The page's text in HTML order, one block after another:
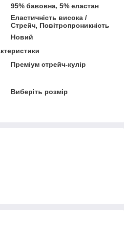
95% бавовна, 5% еластан
Еластичність висока /
Стрейч, Повітропроникність
Новий
Преміум стрейч-кулір
Виберіть розмір